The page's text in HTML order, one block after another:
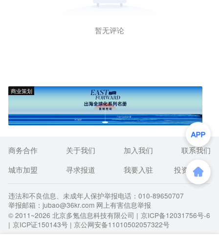
暂无评论
商业策划
商务合作 关于我们 加入我们
联系我们
城市加盟
寻求报道 我要入驻 投资者关系
违法和不良信息、未成年人保护举报电话：010-89650707
举报邮箱：jubao@36kr.com 网上有害信息举报
© 2011~2026 北京多氪信息科技有限公司 | 京ICP备12031756号-6
| 京ICP证150143号 | 京公网安备11010502057322号